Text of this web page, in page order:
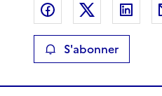
Partager surPartager
S'abonner